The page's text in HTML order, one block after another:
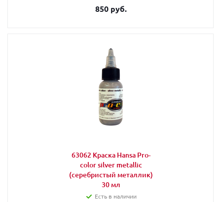
850 руб.
63062 Краска Hansa Pro-
color silver metallic
(серебристый металлик)
30 мл
Есть в наличии